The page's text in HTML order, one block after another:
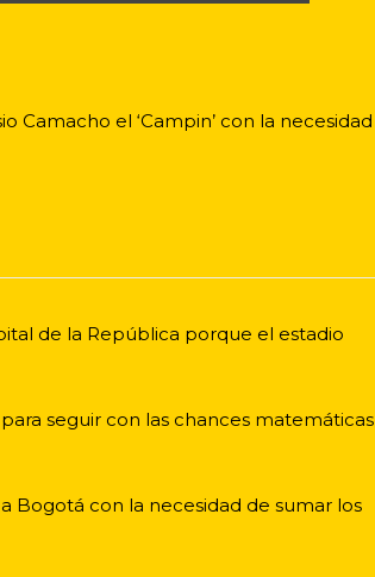
Camacho el ‘Campin’ con la necesidad
de la República porque el estadio
seguir con las chances matemáticas
Bogotá con la necesidad de sumar los